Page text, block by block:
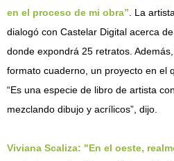
en el proceso de mi obra” . La
dialogó con Castelar Digital acerca
donde expondrá 25 retratos.
formato cuaderno, un proyecto en el
“Es una especie de libro de artista
mezclando dibujo y acrílicos”, dijo.
Viviana Scaliza: "En el oeste,